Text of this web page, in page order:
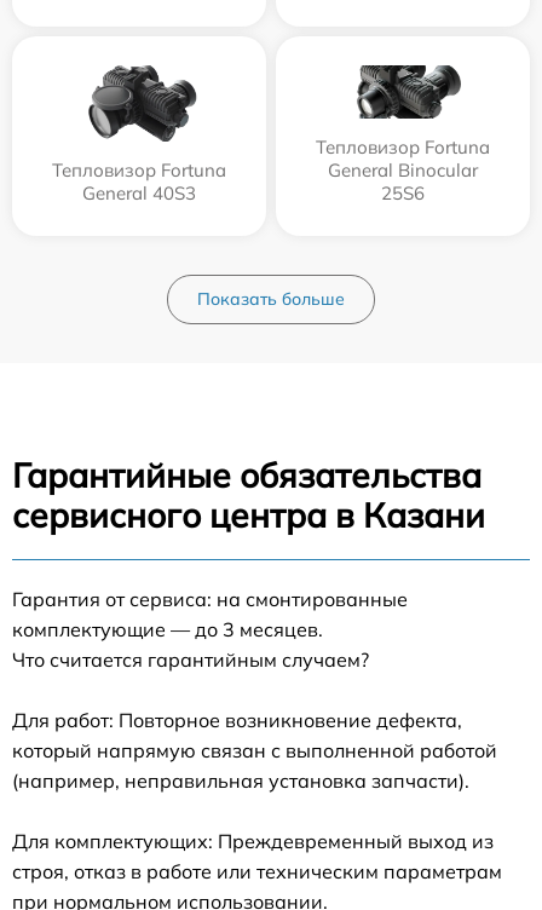
Тепловизор Fortuna
General 40S3
Тепловизор Fortuna
General Binocular
25S6
Показать больше
Гарантийные обязательства
сервисного центра в Казани
Гарантия от сервиса: на смонтированные
комплектующие — до 3 месяцев.
Что считается гарантийным случаем?
Для работ: Повторное возникновение дефекта,
который напрямую связан с выполненной работой
(например, неправильная установка запчасти).
Для комплектующих: Преждевременный выход из
строя, отказ в работе или техническим параметрам
при нормальном использовании.